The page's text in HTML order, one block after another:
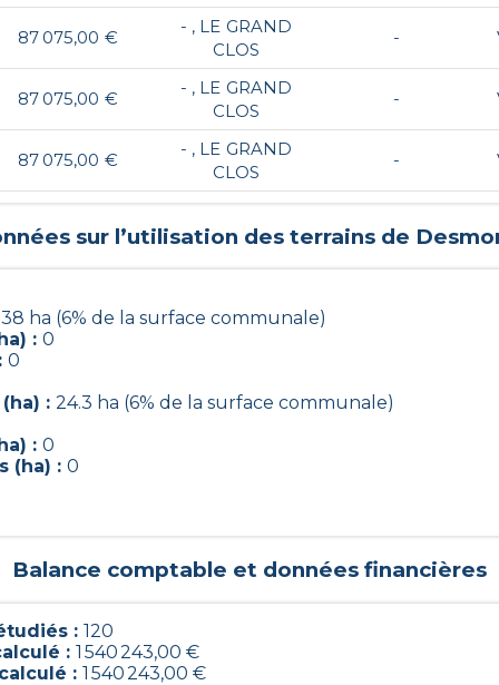
87 075,00 €
- , LE GRAND
CLOS
-
87 075,00 €
- , LE GRAND
CLOS
-
87 075,00 €
- , LE GRAND
CLOS
-
sur l’utilisation des terrains de
ha (6% de la surface communale)
: 0
0
: 24.3 ha (6% de la surface communale)
: 0
(ha) : 0
Balance comptable et données financières
: 120
: 1 540 243,00 €
: 1 540 243,00 €